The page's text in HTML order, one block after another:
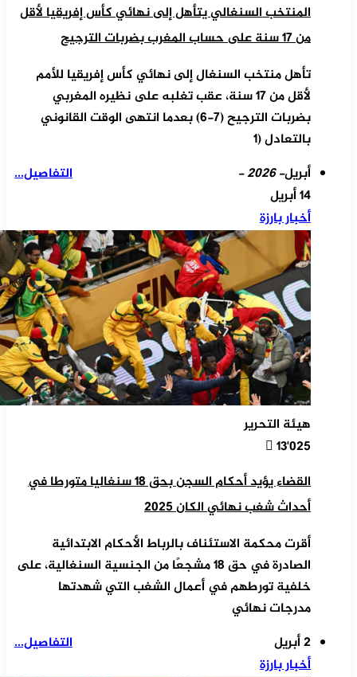
المنتخب السنغالي يتأهل إلى نهائي كأس إفريقيا لأقل
من 17 سنة على حساب المغرب بضربات الترجيح
تأهل منتخب السنغال إلى نهائي كأس إفريقيا للأمم
لأقل من 17 سنة، عقب تغلبه على نظيره المغربي
بضربات الترجيح (7-6) بعدما انتهى الوقت القانوني
بالتعادل (1
التفاصيل...
أبريل- 2026 -
14 أبريل
أخبار بارزة
هيئة التحرير
13٬025
القضاء يؤيد أحكام السجن بحق 18 سنغاليا متورطا في
أحداث شغب نهائي الكان 2025
أقرت محكمة الاستئناف بالرباط الأحكام الابتدائية
الصادرة في حق 18 مشجعًا من الجنسية السنغالية، على
خلفية تورطهم في أعمال الشغب التي شهدتها
مدرجات نهائي
التفاصيل...
2 أبريل
أخبار بارزة